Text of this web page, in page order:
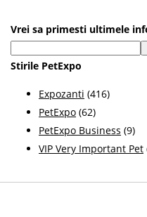
Vrei sa primesti ultimele
Stirile PetExpo
Expozanti (416)
PetExpo (62)
PetExpo Business (9)
VIP Very Important Pet